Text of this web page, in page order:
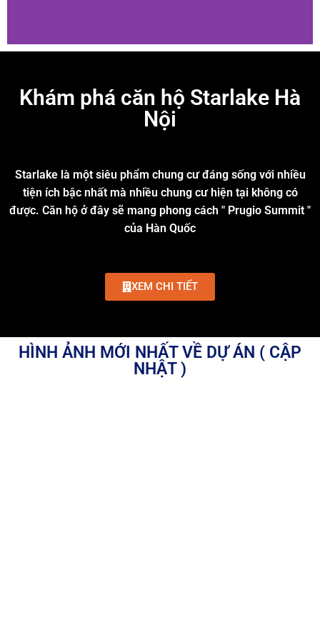
Khám phá căn hộ Starlake Hà
Nội
Starlake là một siêu phẩm chung cư đáng sống với nhiều
tiện ích bậc nhất mà nhiều chung cư hiện tại không có
được. Căn hộ ở đây sẽ mang phong cách " Prugio Summit "
của Hàn Quốc
XEM CHI TIẾT
HÌNH ẢNH MỚI NHẤT VỀ DỰ ÁN ( CẬP
NHẬT )